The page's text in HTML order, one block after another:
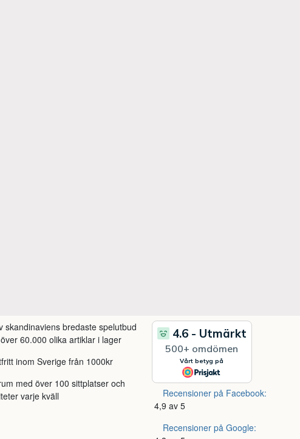
skandinaviens bredaste spelutbud
60.000 olika artiklar i lager
inom Sverige från 1000kr
med över 100 sittplatser och
varje kväll
Recensioner på Facebook:
4,9 av 5
Recensioner på Google: